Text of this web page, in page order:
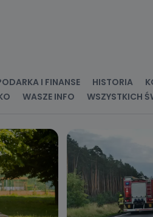
danych
I FINANSE HISTORIA
WASZE INFO WSZYSTKICH